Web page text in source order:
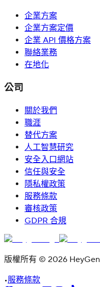
企業方案
企業方案定價
企業 API 價格方案
聯絡業務
在地化
公司
關於我們
職涯
替代方案
人工智慧研究
安全入口網站
信任與安全
隱私權政策
服務條款
審核政策
GDPR 合規
版權所有 © 2026 HeyGen
•服務條款